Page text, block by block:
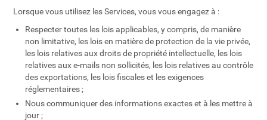
Lorsque vous utilisez les Services, vous vous engagez à :
Respecter toutes les lois applicables, y compris, de manière
non limitative, les lois en matière de protection de la vie privée,
les lois relatives aux droits de propriété intellectuelle, les lois
relatives aux e-mails non sollicités, les lois relatives au contrôle
des exportations, les lois fiscales et les exigences
réglementaires ;
Nous communiquer des informations exactes et à les mettre à
jour ;